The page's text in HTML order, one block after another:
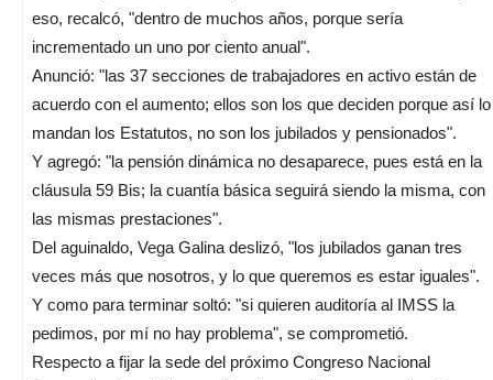
eso, recalcó, "dentro de muchos años, porque sería
incrementado un uno por ciento anual".
Anunció: "las 37 secciones de trabajadores en activo están de
acuerdo con el aumento; ellos son los que deciden porque así lo
mandan los Estatutos, no son los jubilados y pensionados".
Y agregó: "la pensión dinámica no desaparece, pues está en la
cláusula 59 Bis; la cuantía básica seguirá siendo la misma, con
las mismas prestaciones".
Del aguinaldo, Vega Galina deslizó, "los jubilados ganan tres
veces más que nosotros, y lo que queremos es estar iguales".
Y como para terminar soltó: "si quieren auditoría al IMSS la
pedimos, por mí no hay problema", se comprometió.
Respecto a fijar la sede del próximo Congreso Nacional